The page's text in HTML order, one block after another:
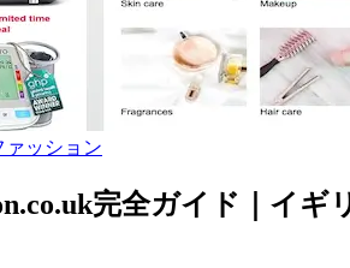
ァッション
完全ガイド｜イ